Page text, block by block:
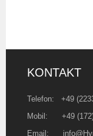
KONTAKT
Telefon: +49
Mobil: +49 (172)
Email: